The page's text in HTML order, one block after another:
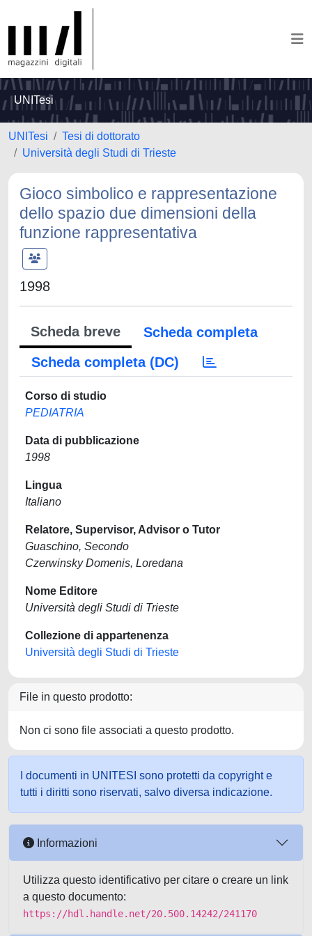
UNITesi
UNITesi
Tesi di dottorato
Università degli Studi di Trieste
Gioco simbolico e rappresentazione
dello spazio due dimensioni della
funzione rappresentativa
1998
Scheda breve
Scheda completa
Scheda completa (DC)
Corso di studio
PEDIATRIA
Data di pubblicazione
1998
Lingua
Italiano
Relatore, Supervisor, Advisor o Tutor
Guaschino, Secondo
Czerwinsky Domenis, Loredana
Nome Editore
Università degli Studi di Trieste
Collezione di appartenenza
Università degli Studi di Trieste
File in questo prodotto:
Non ci sono file associati a questo prodotto.
I documenti in UNITESI sono protetti da copyright e
tutti i diritti sono riservati, salvo diversa indicazione.
Informazioni
Utilizza questo identificativo per citare o creare un link
a questo documento:
https://hdl.handle.net/20.500.14242/241170